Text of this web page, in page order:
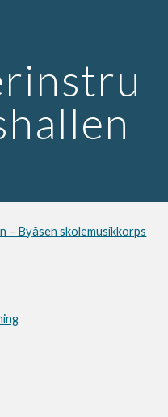
– Byåsen skolemusikkorps